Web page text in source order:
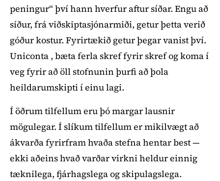
peningur“ því hann hverfur aftur síðar. Engu að
síður, frá viðskiptasjónarmiði, getur þetta verið
góður kostur. Fyrirtækið getur þegar vanist því.
Uniconta , bæta ferla skref fyrir skref og koma í
veg fyrir að öll stofnunin þurfi að þola
heildarumskipti í einu lagi.
Í öðrum tilfellum eru þó margar lausnir
mögulegar. Í slíkum tilfellum er mikilvægt að
ákvarða fyrirfram hvaða stefna hentar best —
ekki aðeins hvað varðar virkni heldur einnig
tæknilega, fjárhagslega og skipulagslega.